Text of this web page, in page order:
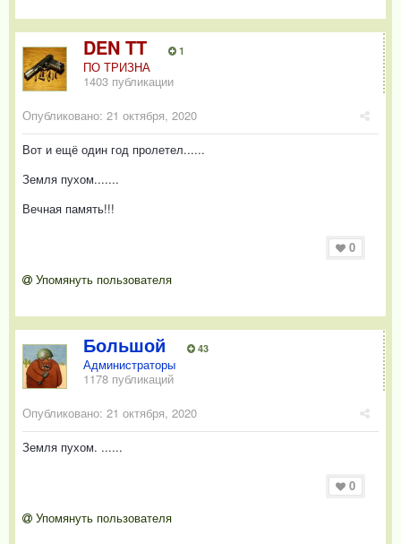
DEN TT 1
ПО ТРИЗНА
1403 публикации
Опубликовано: 21 октября, 2020
Вот и ещё один год пролетел......
Земля пухом.......
Вечная память!!!
0
Упомянуть пользователя
Большой 43
Администраторы
1178 публикаций
Опубликовано: 21 октября, 2020
Земля пухом. ......
0
Упомянуть пользователя